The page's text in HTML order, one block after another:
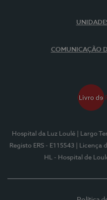
COMUNICAÇÃO
Hospital da Luz Loulé | Largo
Registo ERS - E115543
| Licença
HL - Hospital de